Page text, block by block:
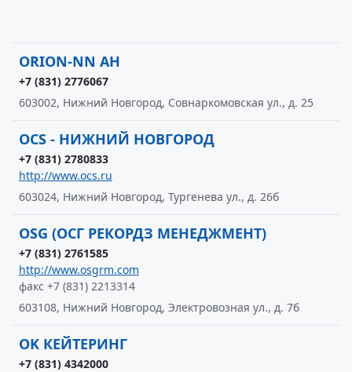
ORION-NN АН
+7 (831) 2776067
603002, Нижний Новгород, Совнаркомовская ул., д. 25
OCS - НИЖНИЙ НОВГОРОД
+7 (831) 2780833
http://www.ocs.ru
603024, Нижний Новгород, Тургенева ул., д. 26б
OSG (ОСГ РЕКОРДЗ МЕНЕДЖМЕНТ)
+7 (831) 2761585
http://www.osgrm.com
факс +7 (831) 2213314
603108, Нижний Новгород, Электровозная ул., д. 7б
OK КЕЙТЕРИНГ
+7 (831) 4342000